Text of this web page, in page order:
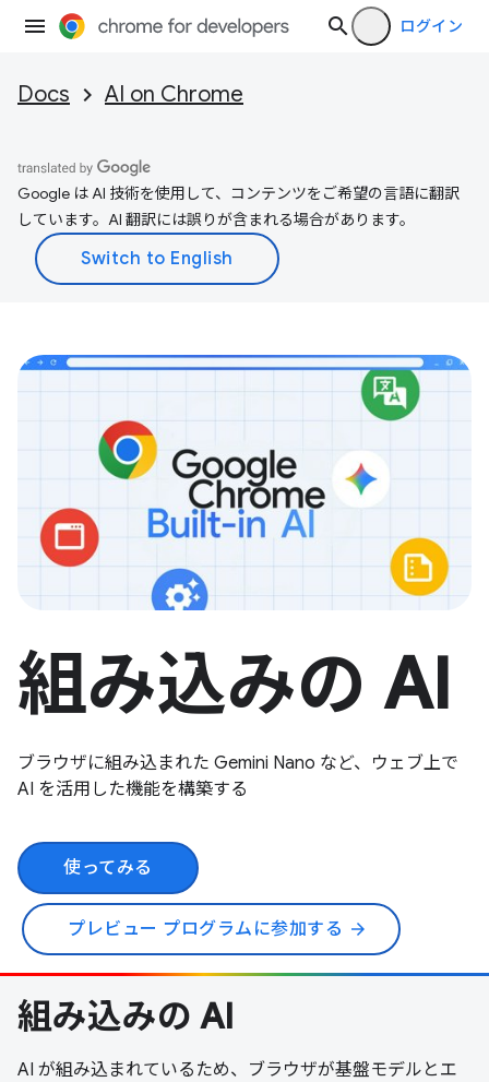
ログイン
Docs AI on Chrome
Google は AI 技術を使用して、コンテンツをご希望の言語に翻訳
しています。AI 翻訳には誤りが含まれる場合があります。
組み込みの AI
ブラウザに組み込まれた Gemini Nano など、ウェブ上で
AI を活用した機能を構築する
使ってみる
プレビュー プログラムに参加する arrow_forward
組み込みの AI
AI が組み込まれているため、ブラウザが基盤モデルとエ